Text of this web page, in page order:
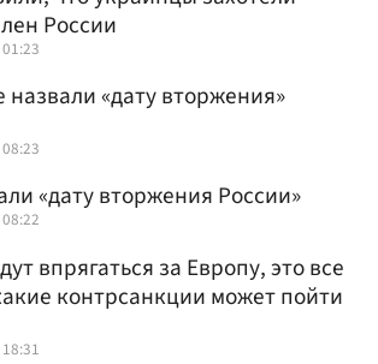
России
«дату вторжения»
«дату вторжения России»
впрягаться за Европу, это все
контрсанкции может пойти